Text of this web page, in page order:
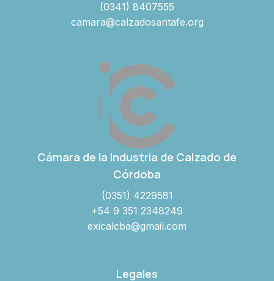
(0341) 8407555
camara@calzadosantafe.org
Cámara de la Industria de Calzado de
Córdoba
(0351) 4229581
+54 9 351 2348249
exicalcba@gmail.com
Legales